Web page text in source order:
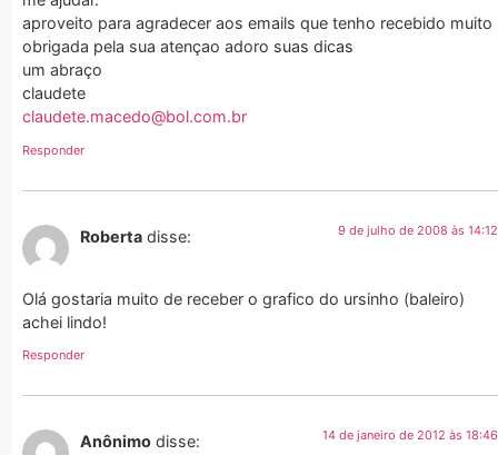
aproveito para agradecer aos emails que tenho recebido muito
obrigada pela sua atençao adoro suas dicas
um abraço
claudete
claudete.macedo@bol.com.br
Responder
Roberta disse: 9 de julho de 2008 às 14:12
Olá gostaria muito de receber o grafico do ursinho (baleiro)
achei lindo!
Responder
Anônimo disse: 14 de janeiro de 2012 às 18:46